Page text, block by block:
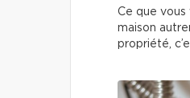
Ce que vous
maison
propriété,